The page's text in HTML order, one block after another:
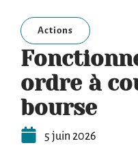
Actions
ordre à
bourse
5 juin 2026